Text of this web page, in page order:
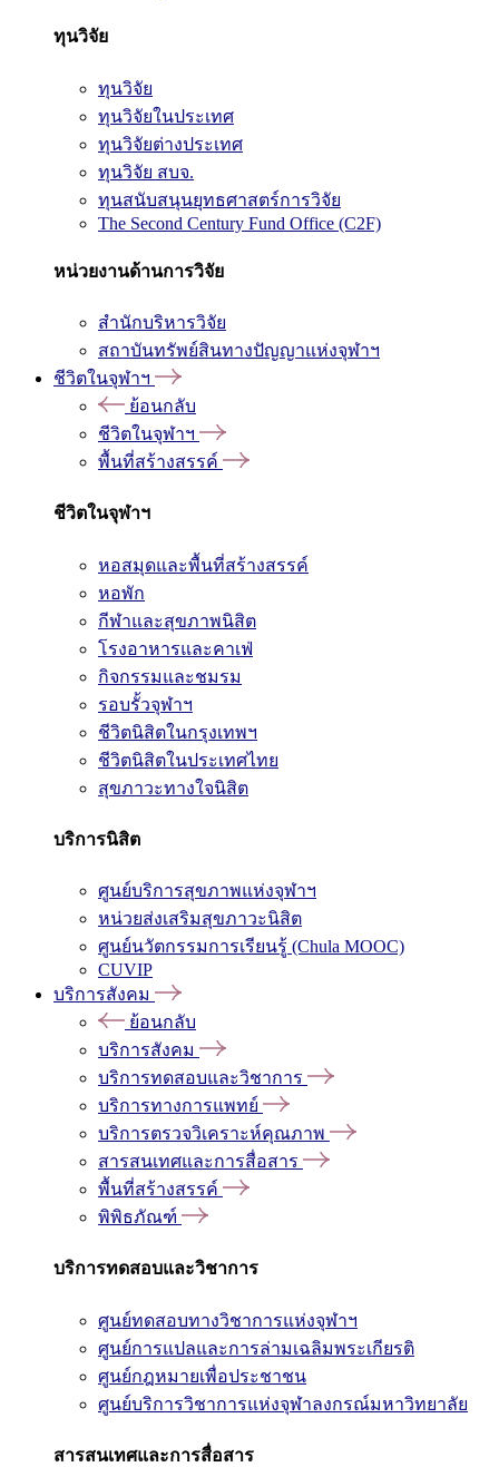
ทุนวิจัย
ทุนวิจัย
ทุนวิจัยในประเทศ
ทุนวิจัยต่างประเทศ
ทุนวิจัย สบจ.
ทุนสนับสนุนยุทธศาสตร์การวิจัย
The Second Century Fund Office (C2F)
หน่วยงานด้านการวิจัย
สำนักบริหารวิจัย
สถาบันทรัพย์สินทางปัญญาแห่งจุฬาฯ
ชีวิตในจุฬาฯ
ย้อนกลับ
ชีวิตในจุฬาฯ
พื้นที่สร้างสรรค์
ชีวิตในจุฬาฯ
หอสมุดและพื้นที่สร้างสรรค์
หอพัก
กีฬาและสุขภาพนิสิต
โรงอาหารและคาเฟ่
กิจกรรมและชมรม
รอบรั้วจุฬาฯ
ชีวิตนิสิตในกรุงเทพฯ
ชีวิตนิสิตในประเทศไทย
สุขภาวะทางใจนิสิต
บริการนิสิต
ศูนย์บริการสุขภาพแห่งจุฬาฯ
หน่วยส่งเสริมสุขภาวะนิสิต
ศูนย์นวัตกรรมการเรียนรู้ (Chula MOOC)
CUVIP
บริการสังคม
ย้อนกลับ
บริการสังคม
บริการทดสอบและวิชาการ
บริการทางการแพทย์
บริการตรวจวิเคราะห์คุณภาพ
สารสนเทศและการสื่อสาร
พื้นที่สร้างสรรค์
พิพิธภัณฑ์
บริการทดสอบและวิชาการ
ศูนย์ทดสอบทางวิชาการแห่งจุฬาฯ
ศูนย์การแปลและการล่ามเฉลิมพระเกียรติ
ศูนย์กฎหมายเพื่อประชาชน
ศูนย์บริการวิชาการแห่งจุฬาลงกรณ์มหาวิทยาลัย
สารสนเทศและการสื่อสาร